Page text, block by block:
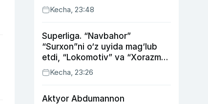
Kecha, 23:48
Superliga. “Navbahor”
“Surxon”ni o‘z uyida mag‘lub
etdi, “Lokomotiv” va “Xorazm”
uyda g‘alaba qozondi
Kecha, 23:26
Aktyor Abdu­mannon